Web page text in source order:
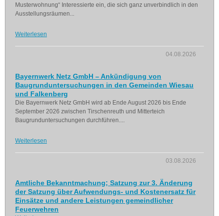
Musterwohnung“ Interessierte ein, die sich ganz unverbindlich in den
Ausstellungsräumen...
Weiterlesen
04.08.2026
Bayernwerk Netz GmbH – Ankündigung von
Baugrunduntersuchungen in den Gemeinden Wiesau
und Falkenberg
Die Bayernwerk Netz GmbH wird ab Ende August 2026 bis Ende
September 2026 zwischen Tirschenreuth und Mitterteich
Baugrunduntersuchungen durchführen....
Weiterlesen
03.08.2026
Amtliche Bekanntmachung; Satzung zur 3. Änderung
der Satzung über Aufwendungs- und Kostenersatz für
Einsätze und andere Leistungen gemeindlicher
Feuerwehren